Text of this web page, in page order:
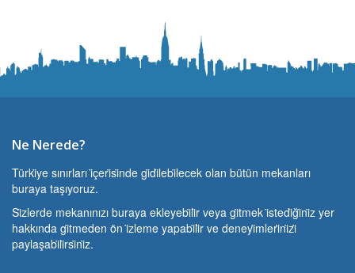
Ne Nerede?
Türki̇ye sınırları i̇çeri̇si̇nde gi̇di̇lebi̇lecek olan bütün mekanları
buraya taşıyoruz.
Si̇zlerde mekanınızı buraya ekleyebi̇li̇r veya gi̇tmek i̇stedi̇ği̇ni̇z yer
hakkında gi̇tmeden ön i̇zleme yapabi̇li̇r ve deneyi̇mleri̇ni̇zi̇
paylaşabi̇li̇rsi̇ni̇z.